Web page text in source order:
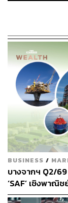
เผยแพร่:14 ธันว
ภาพประกอบ:ธิด
อ้างอิง:
https://
https://
onment/
all-
TAGS: China
การเดินท
เดินทางเ
BUSINESS /
บางจากฯ Q2/69
‘SAF’ เชิงพาณิ
ล้าน